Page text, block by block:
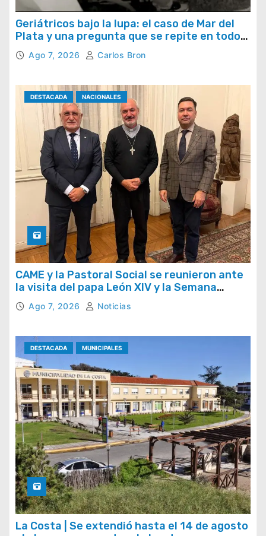
Geriátricos bajo la lupa: el caso de Mar del
Plata y una pregunta que se repite en todo
el país
Ago 7, 2026 Carlos Bron
DESTACADA NACIONALES
CAME y la Pastoral Social se reunieron ante
la visita del papa León XIV y la Semana
Social 2026
Ago 7, 2026 Noticias
DESTACADA MUNICIPALES
La Costa | Se extendió hasta el 14 de agosto